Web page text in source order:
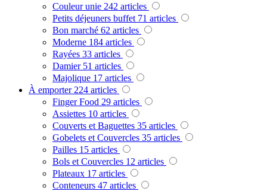
Couleur unie 242 articles
Petits déjeuners buffet 71 articles
Bon marché 62 articles
Moderne 184 articles
Rayées 33 articles
Damier 51 articles
Majolique 17 articles
À emporter 224 articles
Finger Food 29 articles
Assiettes 10 articles
Couverts et Baguettes 35 articles
Gobelets et Couvercles 35 articles
Pailles 15 articles
Bols et Couvercles 12 articles
Plateaux 17 articles
Conteneurs 47 articles